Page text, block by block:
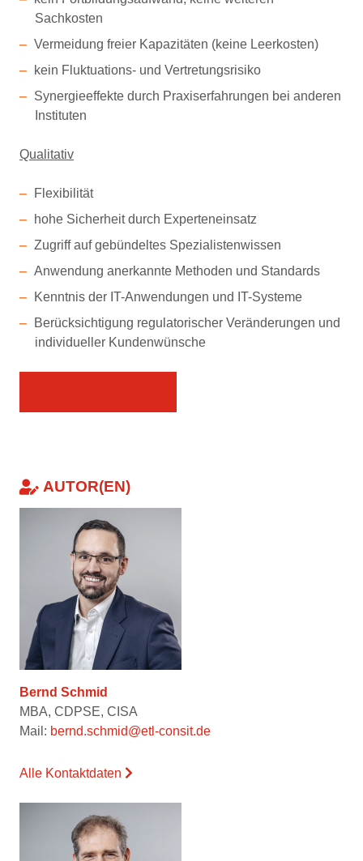
Sachkosten
Vermeidung freier Kapazitäten (keine Leerkosten)
kein Fluktuations- und Vertretungsrisiko
Synergieeffekte durch Praxiserfahrungen bei anderen
Instituten
Qualitativ
Flexibilität
hohe Sicherheit durch Experteneinsatz
Zugriff auf gebündeltes Spezialistenwissen
Anwendung anerkannte Methoden und Standards
Kenntnis der IT-Anwendungen und IT-Systeme
Berücksichtigung regulatorischer Veränderungen und
individueller Kundenwünsche
AUTOR(EN)
Bernd Schmid
MBA, CDPSE, CISA
Mail: bernd.schmid@etl-consit.de
Alle Kontaktdaten